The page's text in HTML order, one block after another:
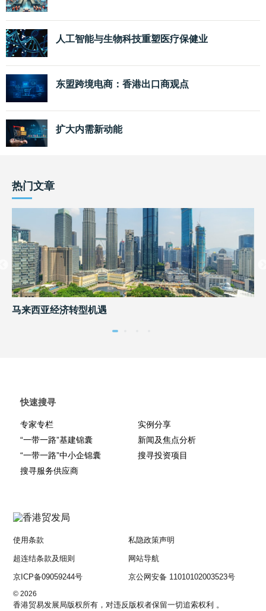
人工智能与生物科技重塑医疗保健业
东盟跨境电商：香港出口商观点
扩大内需新动能
热门文章
马来西亚经济转型机遇
快速搜寻
专家专栏
实例分享
“一带一路”基建锦囊
新闻及焦点分析
“一带一路”中小企锦囊
搜寻投资项目
搜寻服务供应商
使用条款 私隐政策声明
超连结条款及细则 网站导航
京ICP备09059244号 京公网安备 11010102003523号
© 2026
香港贸易发展局版权所有，对违反版权者保留一切追索权利 。